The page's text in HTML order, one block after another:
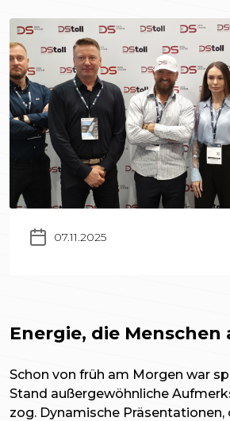
07.11.2025
Energie, die Menschen
Schon von früh am Morgen war
Stand außergewöhnliche
zog. Dynamische Präsentationen,